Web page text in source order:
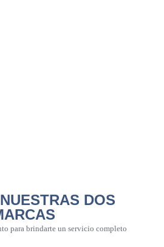
DOS
para brindarte un servicio completo